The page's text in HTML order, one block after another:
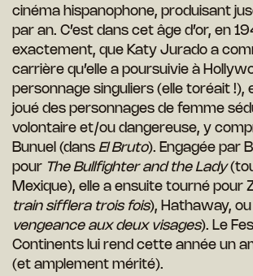
cinéma hispanophone, produisant
par an. C’est dans cet âge d’or, en
exactement, que Katy Jurado a
carrière qu’elle a poursuivie à
personnage singuliers (elle toréait !),
joué des personnages de femme
volontaire et/ou dangereuse, y
Bunuel (dans El Bruto). Engagée par
pour The Bullfighter and the Lady
Mexique), elle a ensuite tourné pour
train sifflera trois fois), Hathaway, ou
vengeance aux deux visages). Le
Continents lui rend cette année un
(et amplement mérité).